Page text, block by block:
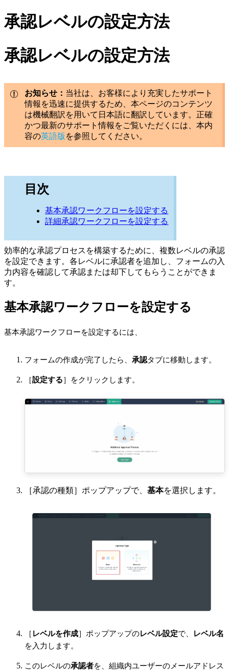
承認レベルの設定方法
承認レベルの設定方法
お知らせ： 当社は、お客様により充実したサポート
情報を迅速に提供するため、本ページのコンテンツ
は機械翻訳を用いて日本語に翻訳しています。正確
かつ最新のサポート情報をご覧いただくには、本内
容の英語版 を参照してください。
目次
基本承認ワークフローを設定する
詳細承認ワークフローを設定する
効率的な承認プロセスを構築するために、複数レベルの承認
を設定できます。各レベルに承認者を追加し、フォームの入
力内容を確認して承認または却下してもらうことができま
す。
基本承認ワークフローを設定する
基本承認ワークフローを設定するには、
フォームの作成が完了したら、 承認タブに移動します。
［設定する］をクリックします。
［承認の種類］ポップアップで、 基本を選択します。
［ レベルを作成］ポップアップのレベル設定で、
レベル名
を入力します。
このレベルの承認者を、組織内ユーザーのメールアドレス